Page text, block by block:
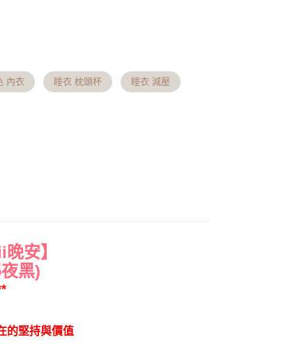
享後付」時，將依據個別帳號之用戶狀況，依本公司
上限額度；若仍有額度不足之情形，本公司將視審查
含以上)免運費
含以上)免運費
『智能櫃』或自提點地址！）以致無
內衣 睡衣 枕頭杯 睡衣 減壓
安】
黑)
的堅持與價值